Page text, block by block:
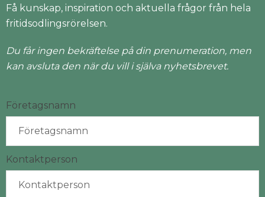
Få kunskap, inspiration och aktuella frågor från hela
fritidsodlingsrörelsen.
Du får ingen bekräftelse på din prenumeration, men
kan avsluta den när du vill i själva nyhetsbrevet.
Företagsnamn
Kontaktperson